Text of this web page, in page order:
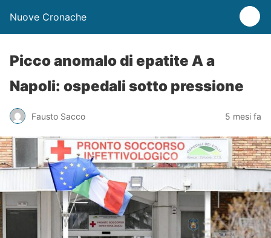
Nuove Cronache
Picco anomalo di epatite A a
Napoli: ospedali sotto pressione
Fausto Sacco 5 mesi fa